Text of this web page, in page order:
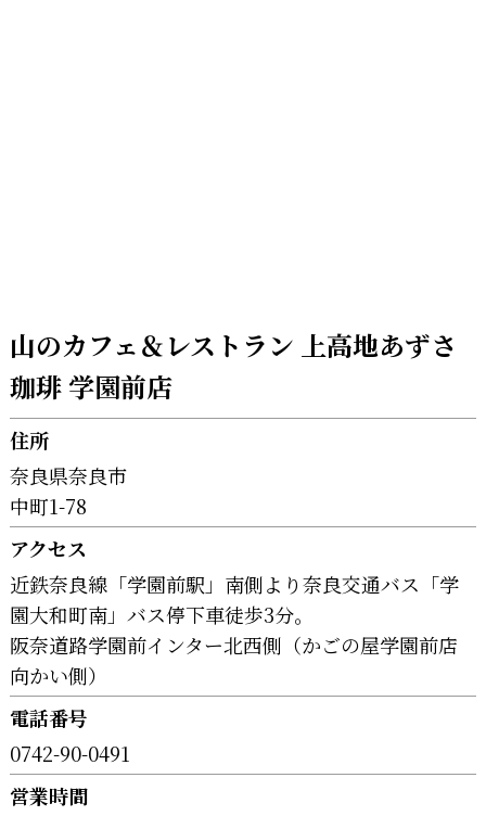
山のカフェ＆レストラン 上高地あずさ
珈琲 学園前店
住所
奈良県奈良市
中町1-78
アクセス
近鉄奈良線「学園前駅」南側より奈良交通バス「学
園大和町南」バス停下車徒歩3分。
阪奈道路学園前インター北西側（かごの屋学園前店
向かい側）
電話番号
0742-90-0491
営業時間